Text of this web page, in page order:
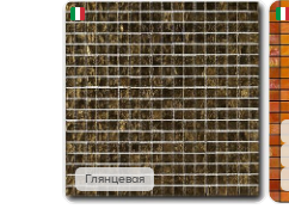
Глянцевая